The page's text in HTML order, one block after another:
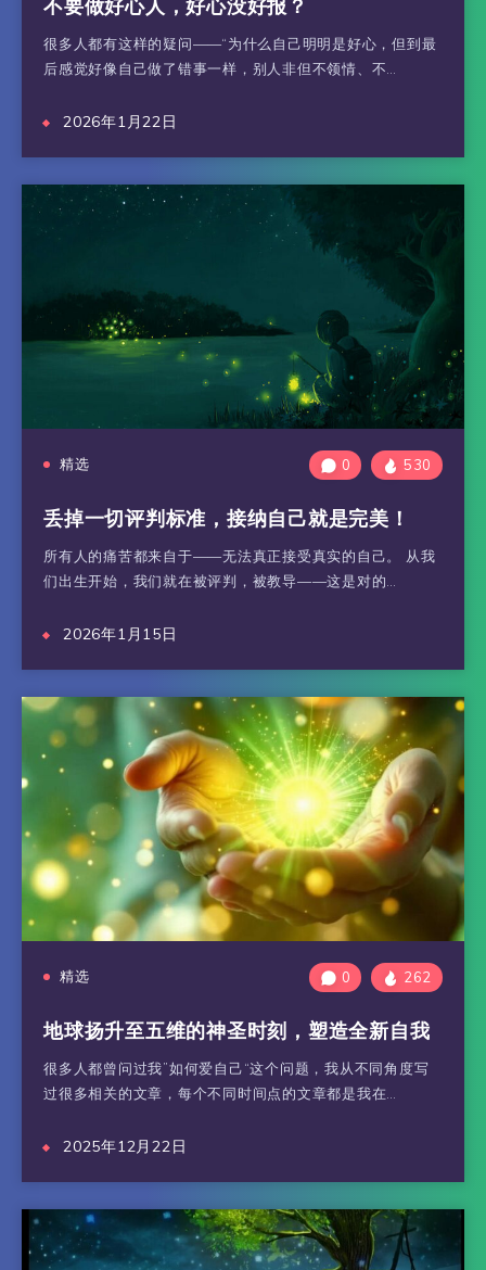
不要做好心人，好心没好报？
很多人都有这样的疑问——“为什么自己明明是好心，但到最
后感觉好像自己做了错事一样，别人非但不领情、不…
2026年1月22日
精选 0 530
丢掉一切评判标准，接纳自己就是完美！
所有人的痛苦都来自于——无法真正接受真实的自己。 从我
们出生开始，我们就在被评判，被教导——这是对的…
2026年1月15日
精选 0 262
地球扬升至五维的神圣时刻，塑造全新自我
很多人都曾问过我”如何爱自己“这个问题，我从不同角度写
过很多相关的文章，每个不同时间点的文章都是我在…
2025年12月22日